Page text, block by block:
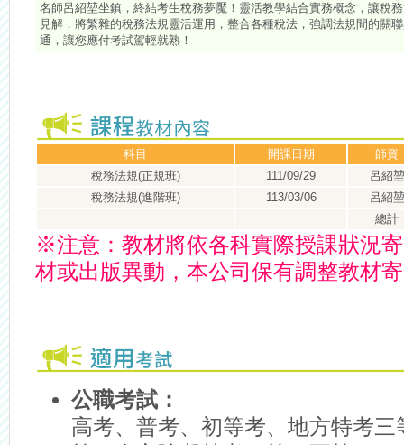
名師呂紹堃坐鎮，終結考生稅務夢魘！靈活教學結合實務概念，讓稅
見解，將繁雜的稅務法規靈活運用，整合各種稅法，強調法規間的關
通，讓您應付考試駕輕就熟！
科目 開課日期
師資
稅務法規(正規班)
111/09/29
呂紹堃
稅務法規(進階班)
113/03/06
呂紹堃
總計
※注意： 教材將依各科實際授課狀況
材或出版異動，本公司保有調整教材
公職考試：
高考、普考、初等考、地方特考